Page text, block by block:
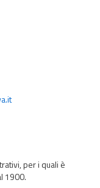
per i quali è
1900.